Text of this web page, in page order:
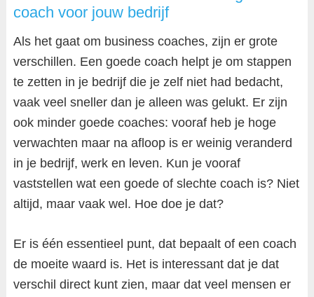
coach voor jouw bedrijf
Als het gaat om business coaches, zijn er grote
verschillen. Een goede coach helpt je om stappen
te zetten in je bedrijf die je zelf niet had bedacht,
vaak veel sneller dan je alleen was gelukt. Er zijn
ook minder goede coaches: vooraf heb je hoge
verwachten maar na afloop is er weinig veranderd
in je bedrijf, werk en leven. Kun je vooraf
vaststellen wat een goede of slechte coach is? Niet
altijd, maar vaak wel. Hoe doe je dat?
Er is één essentieel punt, dat bepaalt of een coach
de moeite waard is. Het is interessant dat je dat
verschil direct kunt zien, maar dat veel mensen er